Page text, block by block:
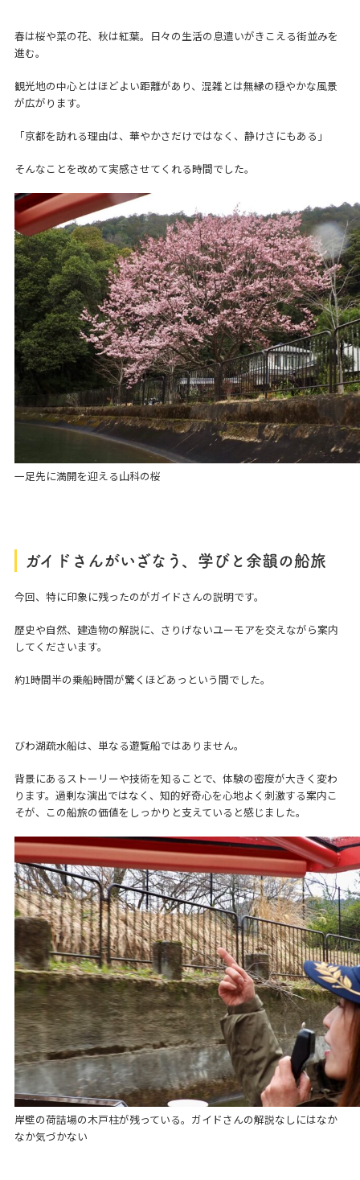
春は桜や菜の花、秋は紅葉。日々の生活の息遣いがきこえる街並みを
進む。
観光地の中心とはほどよい距離があり、混雑とは無縁の穏やかな風景
が広がります。
「京都を訪れる理由は、華やかさだけではなく、静けさにもある」
そんなことを改めて実感させてくれる時間でした。
一足先に満開を迎える山科の桜
ガイドさんがいざなう、学びと余韻の船旅
今回、特に印象に残ったのがガイドさんの説明です。
歴史や自然、建造物の解説に、さりげないユーモアを交えながら案内
してくださいます。
約1時間半の乗船時間が驚くほどあっという間でした。
びわ湖疏水船は、単なる遊覧船ではありません。
背景にあるストーリーや技術を知ることで、体験の密度が大きく変わ
ります。過剰な演出ではなく、知的好奇心を心地よく刺激する案内こ
そが、この船旅の価値をしっかりと支えていると感じました。
岸壁の荷詰場の木戸柱が残っている。ガイドさんの解説なしにはなか
なか気づかない